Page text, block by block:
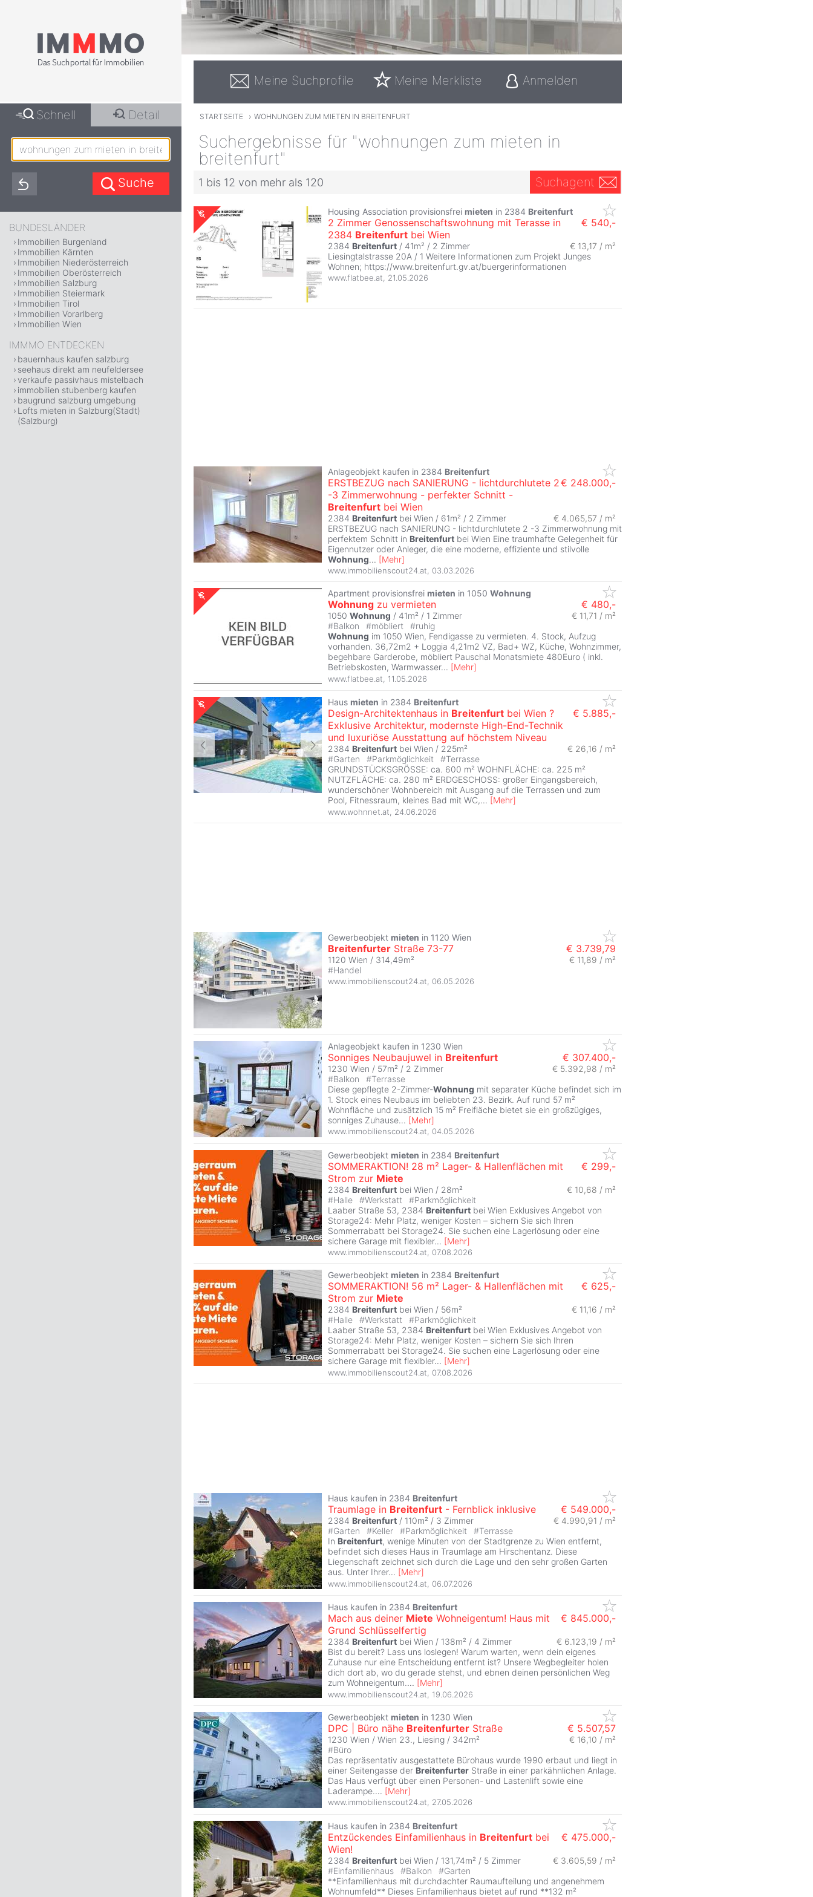
Meine Suchprofile Meine Merkliste Anmelden
STARTSEITE › WOHNUNGEN ZUM MIETEN IN BREITENFURT
Suchergebnisse für "wohnungen zum mieten in
breitenfurt"
1 bis 12 von mehr als 120 Suchagent
Housing Association provisionsfrei mieten in 2384 Breitenfurt
2 Zimmer Genossenschaftswohnung mit Terasse in
2384 Breitenfurt bei Wien
€ 540,-
2384 Breitenfurt / 41m² / 2 Zimmer
€ 13,17 / m²
Liesingtalstrasse 20A / 1 Weitere Informationen zum Projekt Junges
Wohnen; https://www.breitenfurt.gv.at/buergerinformationen
www.flatbee.at 21.05.2026
Anlageobjekt kaufen in 2384 Breitenfurt
ERSTBEZUG nach SANIERUNG - lichtdurchlutete 2
-3 Zimmerwohnung - perfekter Schnitt -
Breitenfurt bei Wien
€ 248.000,-
2384 Breitenfurt bei Wien / 61m² / 2 Zimmer
€ 4.065,57 / m²
ERSTBEZUG nach SANIERUNG - lichtdurchlutete 2 -3 Zimmerwohnung mit
perfektem Schnitt in Breitenfurt bei Wien Eine traumhafte Gelegenheit für
Eigennutzer oder Anleger, die eine moderne, effiziente und stilvolle
Wohnung... [Mehr]
www.immobilienscout24.at 03.03.2026
Apartment provisionsfrei mieten in 1050 Wohnung
Wohnung zu vermieten € 480,-
1050 Wohnung / 41m² / 1 Zimmer
€ 11,71 / m²
#Balkon #möbliert #ruhig
Wohnung im 1050 Wien, Fendigasse zu vermieten. 4. Stock, Aufzug
vorhanden. 36,72m2 + Loggia 4,21m2 VZ, Bad+ WZ, Küche, Wohnzimmer,
begehbare Garderobe, möbliert Pauschal Monatsmiete 480Euro ( inkl.
Betriebskosten, Warmwasser... [Mehr]
www.flatbee.at 11.05.2026
Haus mieten in 2384 Breitenfurt
Design-Architektenhaus in Breitenfurt bei Wien ?
Exklusive Architektur, modernste High-End-Technik
und luxuriöse Ausstattung auf höchstem Niveau
€ 5.885,-
2384 Breitenfurt bei Wien / 225m² € 26,16 / m²
#Garten #Parkmöglichkeit #Terrasse
GRUNDSTÜCKSGRÖSSE: ca. 600 m² WOHNFLÄCHE: ca. 225 m²
NUTZFLÄCHE: ca. 280 m² ERDGESCHOSS: großer Eingangsbereich,
wunderschöner Wohnbereich mit Ausgang auf die Terrassen und zum
Pool, Fitnessraum, kleines Bad mit WC,... [Mehr]
www.wohnnet.at 24.06.2026
Gewerbeobjekt mieten in 1120 Wien
Breitenfurter Straße 73-77 € 3.739,79
1120 Wien / 314,49m²
€ 11,89 / m²
#Handel
www.immobilienscout24.at, 06.05.2026
Anlageobjekt kaufen in 1230 Wien
Sonniges Neubaujuwel in Breitenfurt € 307.400,-
1230 Wien / 57m² / 2 Zimmer
€ 5.392,98 / m²
#Balkon #Terrasse
Diese gepflegte 2-Zimmer-Wohnung mit separater Küche befindet sich im
1. Stock eines Neubaus im beliebten 23. Bezirk. Auf rund 57 m²
Wohnfläche und zusätzlich 15 m² Freifläche bietet sie ein großzügiges,
sonniges Zuhause... [Mehr]
www.immobilienscout24.at, 04.05.2026
Gewerbeobjekt mieten in 2384 Breitenfurt
SOMMERAKTION! 28 m² Lager- & Hallenflächen mit
Strom zur Miete
€ 299,-
2384 Breitenfurt bei Wien / 28m²
€ 10,68 / m²
#Halle #Werkstatt #Parkmöglichkeit
Laaber Straße 53, 2384 Breitenfurt bei Wien Exklusives Angebot von
Storage24: Mehr Platz, weniger Kosten – sichern Sie sich Ihren
Sommerrabatt bei Storage24. Sie suchen eine Lagerlösung oder eine
sichere Garage mit flexibler... [Mehr]
www.immobilienscout24.at, 07.08.2026
Gewerbeobjekt mieten in 2384 Breitenfurt
SOMMERAKTION! 56 m² Lager- & Hallenflächen mit
Strom zur Miete
€ 625,-
2384 Breitenfurt bei Wien / 56m²
€ 11,16 / m²
#Halle #Werkstatt #Parkmöglichkeit
Laaber Straße 53, 2384 Breitenfurt bei Wien Exklusives Angebot von
Storage24: Mehr Platz, weniger Kosten – sichern Sie sich Ihren
Sommerrabatt bei Storage24. Sie suchen eine Lagerlösung oder eine
sichere Garage mit flexibler... [Mehr]
www.immobilienscout24.at 07.08.2026
Haus kaufen in 2384 Breitenfurt
Traumlage in Breitenfurt - Fernblick inklusive € 549.000,-
2384 Breitenfurt / 110m² / 3 Zimmer
€ 4.990,91 / m²
#Garten #Keller #Parkmöglichkeit #Terrasse
In Breitenfurt, wenige Minuten von der Stadtgrenze zu Wien entfernt,
befindet sich dieses Haus in Traumlage am Hirschentanz. Diese
Liegenschaft zeichnet sich durch die Lage und den sehr großen Garten
aus. Unter Ihrer... [Mehr]
www.immobilienscout24.at 06.07.2026
Haus kaufen in 2384 Breitenfurt
Mach aus deiner Miete Wohneigentum! Haus mit
Grund Schlüsselfertig
€ 845.000,-
2384 Breitenfurt bei Wien / 138m² / 4 Zimmer
€ 6.123,19 / m²
Bist du bereit? Lass uns loslegen! Warum warten, wenn dein eigenes
Zuhause nur eine Entscheidung entfernt ist? Unsere Wegbegleiter holen
dich dort ab, wo du gerade stehst, und ebnen deinen persönlichen Weg
zum Wohneigentum.... [Mehr]
www.immobilienscout24.at 19.06.2026
Gewerbeobjekt mieten in 1230 Wien
DPC | Büro nähe Breitenfurter Straße € 5.507,57
1230 Wien / Wien 23., Liesing / 342m²
€ 16,10 / m²
#Büro
Das repräsentativ ausgestattete Bürohaus wurde 1990 erbaut und liegt in
einer Seitengasse der Breitenfurter Straße in einer parkähnlichen Anlage.
Das Haus verfügt über einen Personen- und Lastenlift sowie eine
Laderampe.... [Mehr]
www.immobilienscout24.at 27.05.2026
Haus kaufen in 2384 Breitenfurt
Entzückendes Einfamilienhaus in Breitenfurt bei
Wien!
€ 475.000,-
2384 Breitenfurt bei Wien / 131,74m² / 5 Zimmer
€ 3.605,59 / m²
#Einfamilienhaus #Balkon #Garten
**Einfamilienhaus mit durchdachter Raumaufteilung und angenehmem
Wohnumfeld** Dieses Einfamilienhaus bietet auf rund **132 m²
Schnell Detail
BUNDESLÄNDER
Immobilien Burgenland
Immobilien Kärnten
Immobilien Niederösterreich
Immobilien Oberösterreich
Immobilien Salzburg
Immobilien Steiermark
Immobilien Tirol
Immobilien Vorarlberg
Immobilien Wien
IMMMO ENTDECKEN
bauernhaus kaufen salzburg
seehaus direkt am neufeldersee
verkaufe passivhaus mistelbach
immobilien stubenberg kaufen
baugrund salzburg umgebung
Lofts mieten in Salzburg(Stadt)
(Salzburg)